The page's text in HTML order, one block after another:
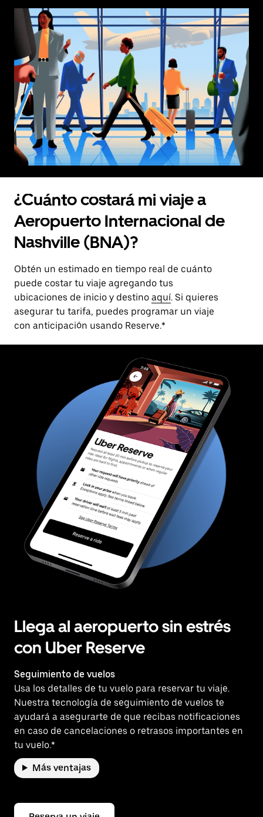
¿Cuánto costará mi viaje a
Aeropuerto Internacional de
Nashville (BNA)?
Obtén un estimado en tiempo real de cuánto
puede costar tu viaje agregando tus
ubicaciones de inicio y destino aquí. Si quieres
asegurar tu tarifa, puedes programar un viaje
con anticipación usando Reserve.*
Llega al aeropuerto sin estrés
con Uber Reserve
Seguimiento de vuelos
Usa los detalles de tu vuelo para reservar tu viaje.
Nuestra tecnología de seguimiento de vuelos te
ayudará a asegurarte de que recibas notificaciones
en caso de cancelaciones o retrasos importantes en
tu vuelo.*
Más ventajas